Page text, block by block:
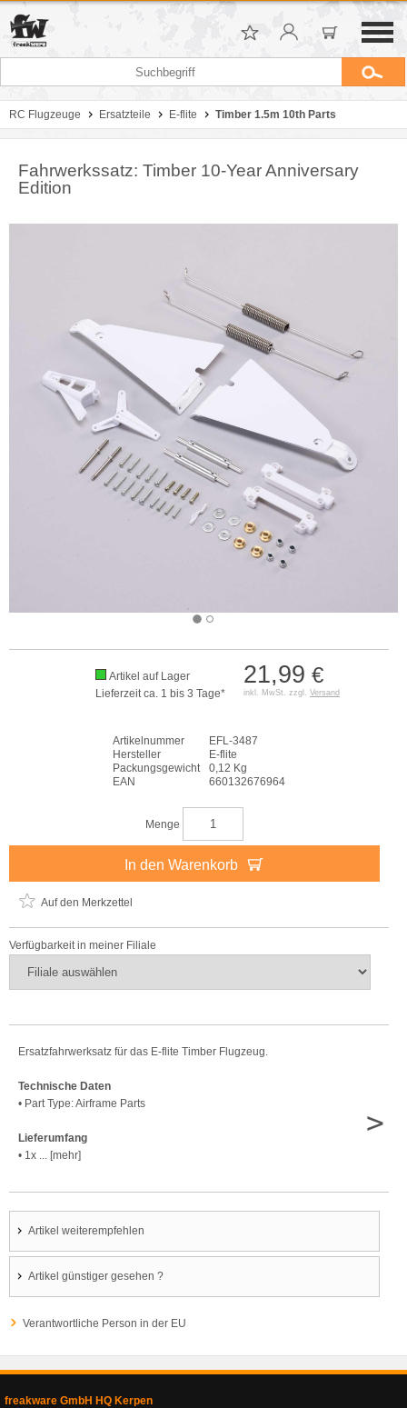
RC Flugzeuge Ersatzteile E-flite Timber 1.5m 10th Parts
Fahrwerkssatz: Timber 10-Year Anniversary
Edition
21,99 €
inkl. MwSt. zzgl. Versand
Artikel auf Lager
Lieferzeit ca. 1 bis 3 Tage*
Artikelnummer
EFL-3487
Hersteller
E-flite
Packungsgewicht
0,12 Kg
EAN
660132676964
Menge
In den Warenkorb
Auf den Merkzettel
Verfügbarkeit in meiner Filiale
Ersatzfahrwerksatz für das E-flite Timber Flugzeug.
Technische Daten
• Part Type: Airframe Parts
Lieferumfang
• 1x ... [mehr]
>
Artikel weiterempfehlen
Artikel günstiger gesehen ?
Verantwortliche Person in der EU
freakware GmbH HQ Kerpen